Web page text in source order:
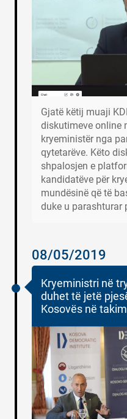
Gjatë këtij muaji
diskutimeve online
kryeministër nga
qytetarëve. Këto
shpalosjen e
kandidatëve për
mundësinë që të
duke u parashturar
08/05/2019
Kryeministri në
duhet të jetë
Kosovës në